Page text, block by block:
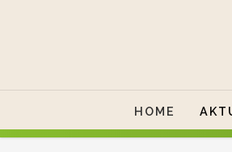
HOME